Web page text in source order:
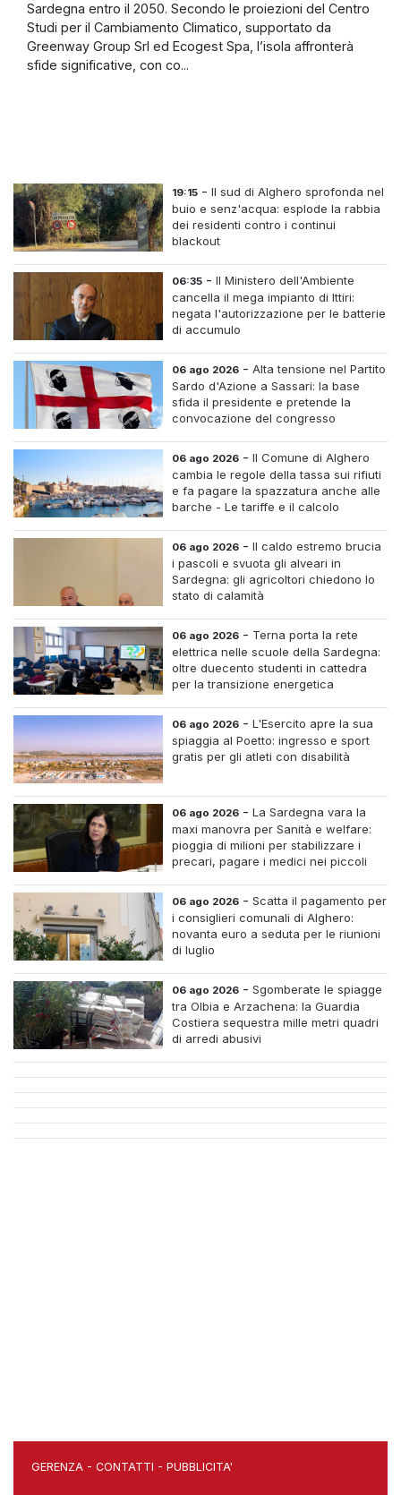
Sardegna entro il 2050. Secondo le proiezioni del Centro
Studi per il Cambiamento Climatico, supportato da
Greenway Group Srl ed Ecogest Spa, l’isola affronterà
sfide significative, con co...
19:15 -Il sud di Alghero sprofonda nel
buio e senz'acqua: esplode la rabbia
dei residenti contro i continui
blackout
06:35 -Il Ministero dell'Ambiente
cancella il mega impianto di Ittiri:
negata l'autorizzazione per le batterie
di accumulo
06 ago 2026 -Alta tensione nel Partito
Sardo d'Azione a Sassari: la base
sfida il presidente e pretende la
convocazione del congresso
06 ago 2026 -Il Comune di Alghero
cambia le regole della tassa sui rifiuti
e fa pagare la spazzatura anche alle
barche - Le tariffe e il calcolo
06 ago 2026 -Il caldo estremo brucia
i pascoli e svuota gli alveari in
Sardegna: gli agricoltori chiedono lo
stato di calamità
06 ago 2026 - Terna porta la rete
elettrica nelle scuole della Sardegna:
oltre duecento studenti in cattedra
per la transizione energetica
06 ago 2026 -L'Esercito apre la sua
spiaggia al Poetto: ingresso e sport
gratis per gli atleti con disabilità
06 ago 2026 -La Sardegna vara la
maxi manovra per Sanità e welfare:
pioggia di milioni per stabilizzare i
precari, pagare i medici nei piccoli
06 ago 2026 -Scatta il pagamento per
i consiglieri comunali di Alghero:
novanta euro a seduta per le riunioni
di luglio
06 ago 2026 -Sgomberate le spiagge
tra Olbia e Arzachena: la Guardia
Costiera sequestra mille metri quadri
di arredi abusivi
GERENZA - CONTATTI - PUBBLICITA'